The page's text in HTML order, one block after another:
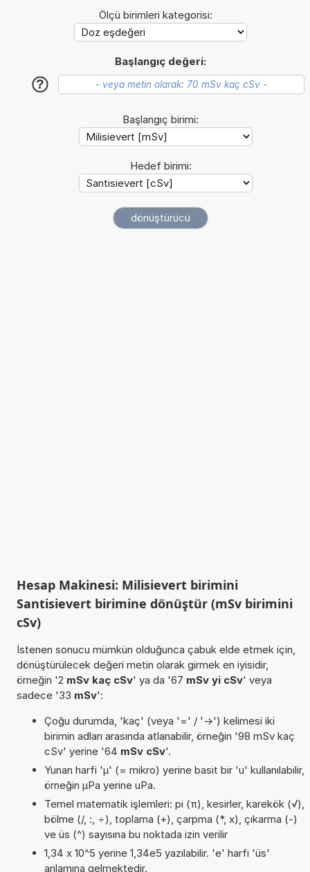
Ölçü birimleri kategorisi:
Başlangıç değeri:
?
Başlangıç birimi:
Hedef birimi:
Hesap Makinesi: Milisievert birimini
Santisievert birimine dönüştür (mSv birimini
cSv)
İstenen sonucu mümkün olduğunca çabuk elde etmek için,
dönüştürülecek değeri metin olarak girmek en iyisidir,
örneğin '2 mSv kaç cSv' ya da '67 mSv yi cSv' veya
sadece '33 mSv':
Çoğu durumda, 'kaç' (veya '=' / '->') kelimesi iki
birimin adları arasında atlanabilir, örneğin '98 mSv kaç
cSv' yerine '64 mSv cSv'.
Yunan harfi 'µ' (= mikro) yerine basit bir 'u' kullanılabilir,
örneğin µPa yerine uPa.
Temel matematik işlemleri: pi (π), kesirler, karekök (√),
bölme (/, :, ÷), toplama (+), çarpma (*, x), çıkarma (-)
ve üs (^) sayısına bu noktada izin verilir
1,34 x 10^5 yerine 1,34e5 yazılabilir. 'e' harfi 'üs'
anlamına gelmektedir.